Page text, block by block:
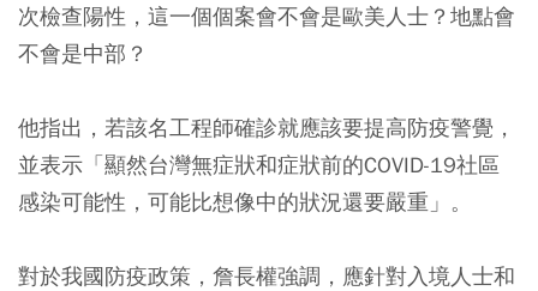
次檢查陽性，這一個個案會不會是歐美人士？地點會
不會是中部？
他指出，若該名工程師確診就應該要提高防疫警覺，
並表示「顯然台灣無症狀和症狀前的COVID-19社區
感染可能性，可能比想像中的狀況還要嚴重」。
對於我國防疫政策，詹長權強調，應針對入境人士和